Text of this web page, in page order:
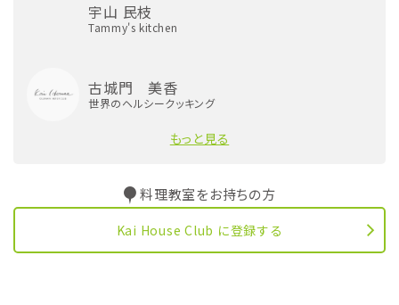
宇山 民枝
Tammy's kitchen
古城門 美香
世界のヘルシークッキング
もっと見る
料理教室をお持ちの方
Kai House Club に登録する